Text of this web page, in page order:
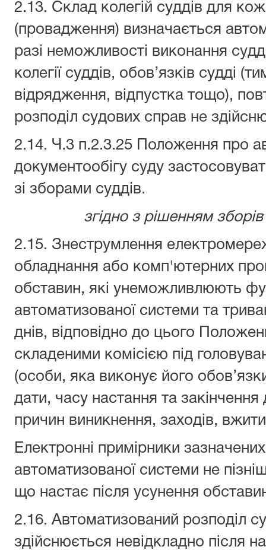
2.13. Склад колегій суддів для
(провадження) визначається
разі неможливості виконання
колегії суддів, обов’язків судді
відрядження, відпустка тощо),
розподіл судових справ не
2.14. Ч.3 п.2.3.25 Положення про
документообігу суду
зі зборами суддів.
згідно з рішенням
2.15. Знеструмлення
обладнання або комп'ютерних
обставин, які унеможливлюють
автоматизованої системи та
днів, відповідно до цього
складеними комісією під
(особи, яка виконує його
дати, часу настання та закінчення
причин виникнення, заходів,
Електронні примірники
автоматизованої системи не
що настає після усунення
2.16. Автоматизований розподіл
здійснюється невідкладно після